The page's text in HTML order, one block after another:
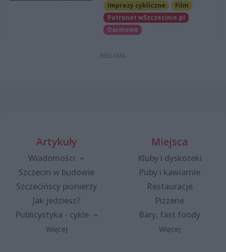
Imprezy cykliczne
Film
Patronat wSzczecinie.pl
Darmowe
Artykuły
Wiadomości
Szczecin w budowie
Szczecińscy pionierzy
Jak jedziesz?
Publicystyka - cykle
Więcej
Miejsca
Kluby i dyskoteki
Puby i kawiarnie
Restauracje
Pizzerie
Bary, fast foody
Więcej